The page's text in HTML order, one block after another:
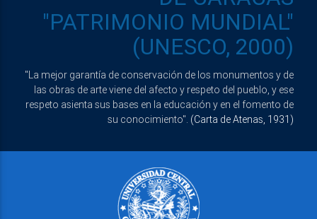
"PATRIMONIO MUNDIAL"
(UNESCO, 2000)
"La mejor garantía de conservación de los monumentos y de
las obras de arte viene del afecto y respeto del pueblo, y ese
respeto asienta sus bases en la educación y en el fomento de
su conocimiento". (Carta de Atenas, 1931)